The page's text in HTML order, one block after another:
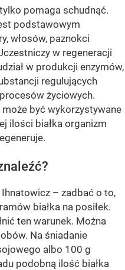
pomaga schudnąć.
podstawowym
włosów, paznokci
w regeneracji
w produkcji enzymów,
regulujących
życiowych.
być wykorzystywane
ilości białka organizm
– zadbać o to,
białka na posiłek.
ten warunek. Można
Na śniadanie
albo 100 g
podobną ilość białka